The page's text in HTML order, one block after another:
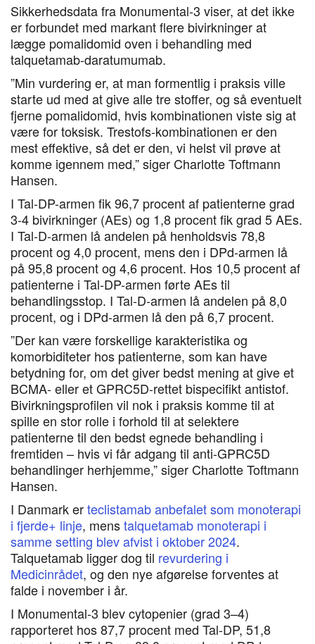
Sikkerhedsdata fra Monumental-3 viser, at det ikke
er forbundet med markant flere bivirkninger at
lægge pomalidomid oven i behandling med
talquetamab-daratumumab.
”Min vurdering er, at man formentlig i praksis ville
starte ud med at give alle tre stoffer, og så eventuelt
fjerne pomalidomid, hvis kombinationen viste sig at
være for toksisk. Trestofs-kombinationen er den
mest effektive, så det er den, vi helst vil prøve at
komme igennem med,” siger Charlotte Toftmann
Hansen.
I Tal-DP-armen fik 96,7 procent af patienterne grad
3-4 bivirkninger (AEs) og 1,8 procent fik grad 5 AEs.
I Tal-D-armen lå andelen på henholdsvis 78,8
procent og 4,0 procent, mens den i DPd-armen lå
på 95,8 procent og 4,6 procent. Hos 10,5 procent af
patienterne i Tal-DP-armen førte AEs til
behandlingsstop. I Tal-D-armen lå andelen på 8,0
procent, og i DPd-armen lå den på 6,7 procent.
”Der kan være forskellige karakteristika og
komorbiditeter hos patienterne, som kan have
betydning for, om det giver bedst mening at give et
BCMA- eller et GPRC5D-rettet bispecifikt antistof.
Bivirkningsprofilen vil nok i praksis komme til at
spille en stor rolle i forhold til at selektere
patienterne til den bedst egnede behandling i
fremtiden – hvis vi får adgang til anti-GPRC5D
behandlinger herhjemme,” siger Charlotte Toftmann
Hansen.
I Danmark erteclistamab anbefalet som monoterapi
i fjerde+ linje, menstalquetamab monoterapi i
samme setting blev afvist i oktober 2024.
Talquetamab ligger dog til revurdering i
Medicinrådet, og den nye afgørelse forventes at
falde i november i år.
I Monumental-3 blev cytopenier (grad 3–4)
rapporteret hos 87,7 procent med Tal-DP, 51,8